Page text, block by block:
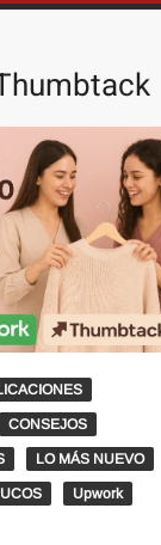
CONSEJOS
LO MÁS NUEVO
Upwork